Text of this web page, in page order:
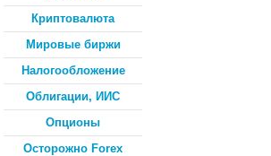
Криптовалюта
Мировые биржи
Налогообложение
Облигации, ИИС
Опционы
Осторожно Forex